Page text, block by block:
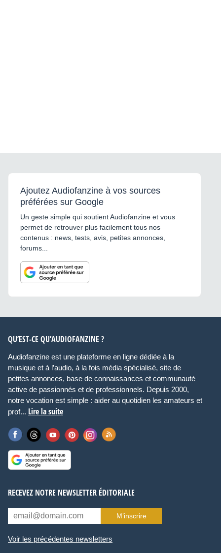
Ajoutez Audiofanzine à vos sources
préférées sur Google
Un geste simple qui soutient Audiofanzine et vous
permet de retrouver plus facilement tous nos
contenus : news, tests, avis, petites annonces,
forums...
QU’EST-CE QU’AUDIOFANZINE ?
Audiofanzine est une plateforme en ligne dédiée à la
musique et à l’audio, à la fois média spécialisé, site de
petites annonces, base de connaissances et communauté
active de passionnés et de professionnels. Depuis 2000,
notre vocation est simple : aider au quotidien les amateurs et
prof... Lire la suite
RECEVEZ NOTRE NEWSLETTER ÉDITORIALE
M’inscrire
Voir les précédentes newsletters